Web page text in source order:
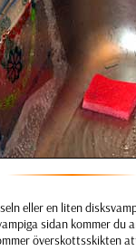
eller en liten
sidan kommer
överskottsskikten